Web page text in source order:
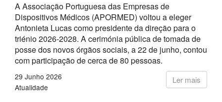
A Associação Portuguesa das Empresas de
Dispositivos Médicos (APORMED) voltou a eleger
Antonieta Lucas como presidente da direção para o
triénio 2026-2028. A cerimónia pública de tomada de
posse dos novos órgãos sociais, a 22 de junho, contou
com participação de cerca de 80 pessoas.
Ler mais
29 Junho 2026
Atualidade